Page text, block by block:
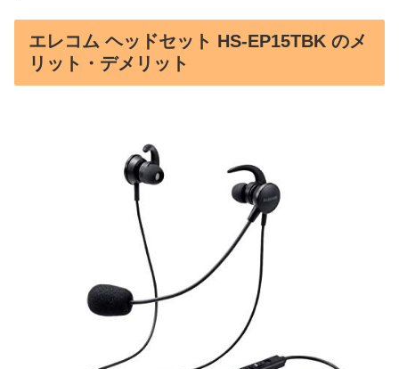
エレコム ヘッドセット HS-EP15TBK のメ
リット・デメリット